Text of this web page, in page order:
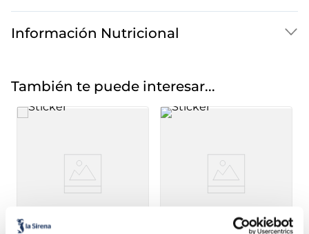
Información Nutricional
También te puede interesar...